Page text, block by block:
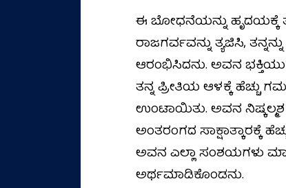
ಈ ಬೋಧನೆಯನ್ನು ಹೃದಯಕ್ಕೆ
ರಾಜಗರ್ವವನ್ನು ತ್ಯಜಿಸಿ,
ಆರಂಭಿಸಿದನು. ಅವನ
ತನ್ನ ಪ್ರೀತಿಯ ಆಳಕ್ಕೆ
ಉಂಟಾಯಿತು. ಅವನ ನಿಷ್ಕಲ್ಮಶ
ಅಂತರಂಗದ ಸಾಕ್ಷಾತ್ಕಾರಕ್ಕೆ
ಅವನ ಎಲ್ಲಾ ಸಂಶಯಗಳು
ಅರ್ಥಮಾಡಿಕೊಂಡನು.